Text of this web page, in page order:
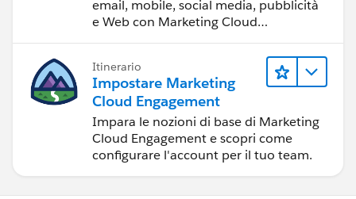
email, mobile, social media, pubblicità
e Web con Marketing Cloud
Itinerario
Impostare Marketing
Cloud Engagement
Impara le nozioni di base di Marketing
Cloud Engagement e scopri come
configurare l'account per il tuo team.